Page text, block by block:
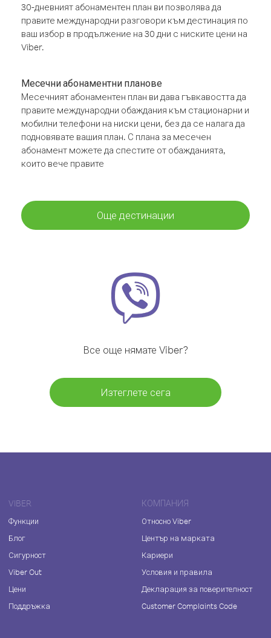
30-дневният абонаментен план ви позволява да
правите международни разговори към дестинация по
ваш избор в продължение на 30 дни с ниските цени на
Viber.
Месечни абонаментни планове
Месечният абонаментен план ви дава гъвкавостта да
правите международни обаждания към стационарни и
мобилни телефони на ниски цени, без да се налага да
подновявате вашия план. С плана за месечен
абонамент можете да спестите от обажданията,
които вече правите
Още дестинации
Все още нямате Viber?
Изтеглете сега
VIBER
Функции
Блог
Сигурност
Viber Out
Цени
Поддръжка
КОМПАНИЯ
Относно Viber
Център на марката
Кариери
Условия и правила
Декларация за поверителност
Customer Complaints Code